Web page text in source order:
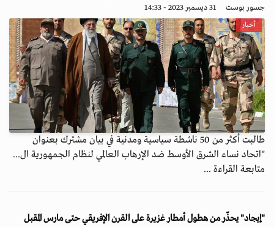
جسور بوست 31 ديسمبر 2023 - 14:33
أخبار
طالبت أكثر من 50 ناشطة سياسية ومدنية في بيان مشترك بعنوان
"اتحاد نساء الشرق الأوسط ضد الإرهاب العالمي لنظام الجمهورية ال...
متابعة القراءة ...
"إيجاد" يحذّر من هطول أمطار غزيرة على القرن الإفريقي حتى مارس المقبل